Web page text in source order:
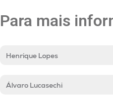
Para mais
Henrique Lopes
Álvaro Lucasechi